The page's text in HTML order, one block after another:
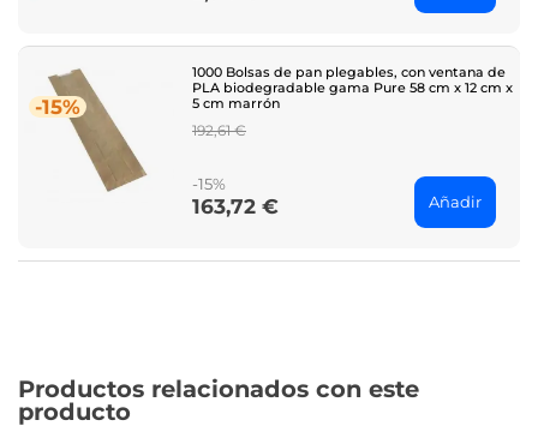
-15%
1000 Bolsas de pan plegables, con ventana de
PLA biodegradable gama Pure 58 cm x 12 cm x
5 cm marrón
Regular
192,61 €
-15%
Price
163,72 € Añadir
Productos relacionados con este
producto